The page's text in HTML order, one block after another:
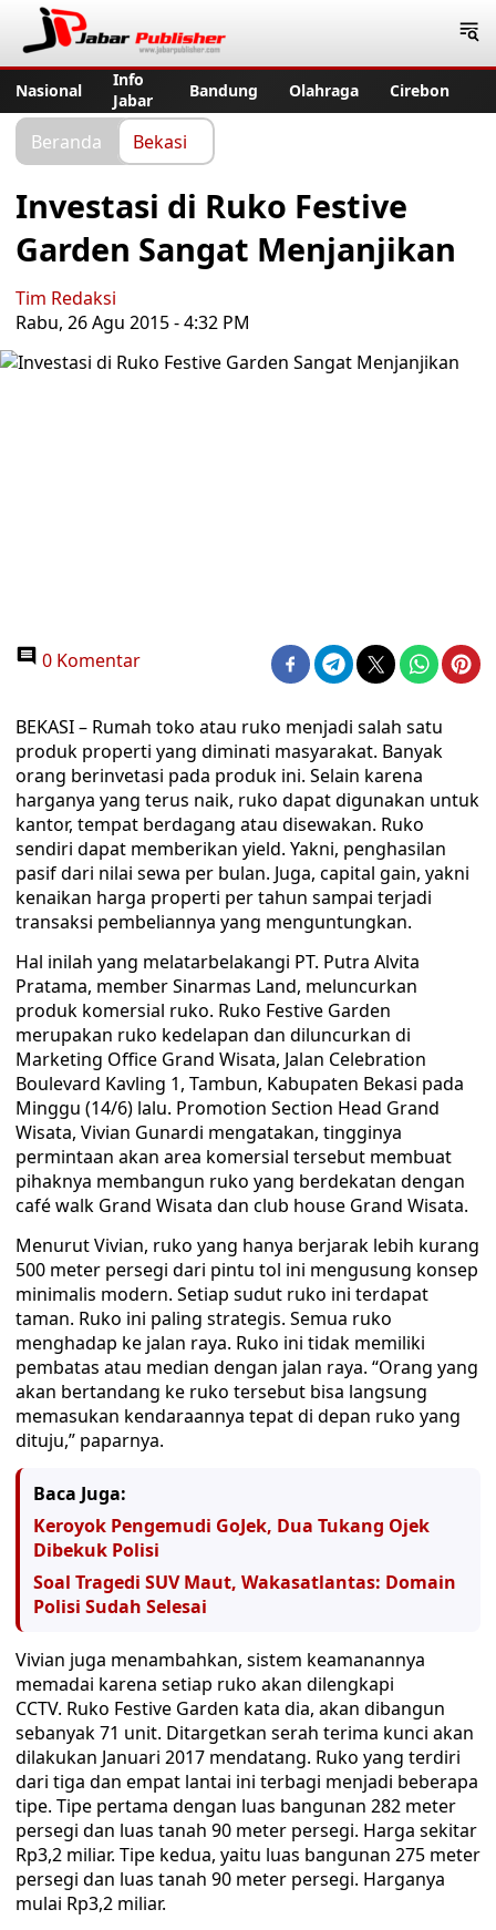
Nasional
Info
Jabar
Bandung Olahraga Cirebon
Beranda Bekasi
Investasi di Ruko Festive
Garden Sangat Menjanjikan
Tim Redaksi
Rabu, 26 Agu 2015 - 4:32 PM
0 Komentar
BEKASI – Rumah toko atau ruko menjadi salah satu
produk properti yang diminati masyarakat. Banyak
orang berinvetasi pada produk ini. Selain karena
harganya yang terus naik, ruko dapat digunakan untuk
kantor, tempat berdagang atau disewakan. Ruko
sendiri dapat memberikan yield. Yakni, penghasilan
pasif dari nilai sewa per bulan. Juga, capital gain, yakni
kenaikan harga properti per tahun sampai terjadi
transaksi pembeliannya yang menguntungkan.
Hal inilah yang melatarbelakangi PT. Putra Alvita
Pratama, member Sinarmas Land, meluncurkan
produk komersial ruko. Ruko Festive Garden
merupakan ruko kedelapan dan diluncurkan di
Marketing Office Grand Wisata, Jalan Celebration
Boulevard Kavling 1, Tambun, Kabupaten Bekasi pada
Minggu (14/6) lalu. Promotion Section Head Grand
Wisata, Vivian Gunardi mengatakan, tingginya
permintaan akan area komersial tersebut membuat
pihaknya membangun ruko yang berdekatan dengan
café walk Grand Wisata dan club house Grand Wisata.
Menurut Vivian, ruko yang hanya berjarak lebih kurang
500 meter persegi dari pintu tol ini mengusung konsep
minimalis modern. Setiap sudut ruko ini terdapat
taman. Ruko ini paling strategis. Semua ruko
menghadap ke jalan raya. Ruko ini tidak memiliki
pembatas atau median dengan jalan raya. “Orang yang
akan bertandang ke ruko tersebut bisa langsung
memasukan kendaraannya tepat di depan ruko yang
dituju,” paparnya.
Baca Juga:
Keroyok Pengemudi GoJek, Dua Tukang Ojek
Dibekuk Polisi
Soal Tragedi SUV Maut, Wakasatlantas: Domain
Polisi Sudah Selesai
Vivian juga menambahkan, sistem keamanannya
memadai karena setiap ruko akan dilengkapi
CCTV. Ruko Festive Garden kata dia, akan dibangun
sebanyak 71 unit. Ditargetkan serah terima kunci akan
dilakukan Januari 2017 mendatang. Ruko yang terdiri
dari tiga dan empat lantai ini terbagi menjadi beberapa
tipe. Tipe pertama dengan luas bangunan 282 meter
persegi dan luas tanah 90 meter persegi. Harga sekitar
Rp3,2 miliar. Tipe kedua, yaitu luas bangunan 275 meter
persegi dan luas tanah 90 meter persegi. Harganya
mulai Rp3,2 miliar.